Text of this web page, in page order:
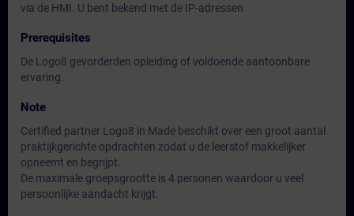
via de HMI. U bent bekend met de IP-adressen
Prerequisites
De Logo8 gevorderden opleiding of voldoende aantoonbare
ervaring.
Note
Certified partner Logo8 in Made beschikt over een groot aantal
praktijkgerichte opdrachten zodat u de leerstof makkelijker
opneemt en begrijpt.
De maximale groepsgrootte is 4 personen waardoor u veel
persoonlijke aandacht krijgt.